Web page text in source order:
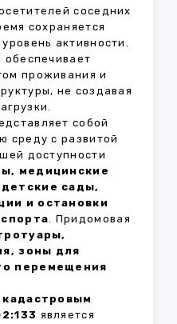
соседних
сохраняется
активности.
обеспечивает
проживания и
не создавая
собой
среду с развитой
доступности
медицинские
сады,
и остановки
. Придомовая
зоны для
перемещения
является